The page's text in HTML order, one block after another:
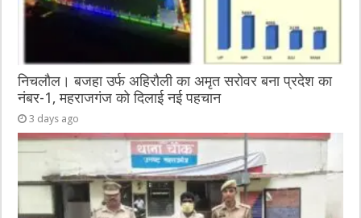
निचलौल। बजहा उर्फ अहिरौली का अमृत सरोवर बना प्रदेश का
नंबर-1, महराजगंज को दिलाई नई पहचान
3 days ago